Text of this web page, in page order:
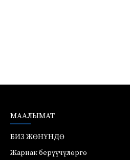
МААЛЫМАТ
БИЗ ЖӨНҮНДӨ
Жарнак берүүчүлөргө